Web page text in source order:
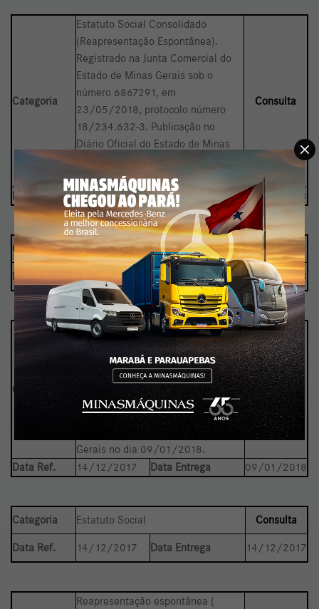
Categoria
Estatuto Social Consolidado
(Reapresentação Espontânea).
Registrado na Junta Comercial do
Estado de Minas Gerais sob o
número 6867291, em
23/05/2018, protocolo número
18/234.632-3. Publicação no
Diário Oficial do Estado de Minas
Gerais no dia 06/06/2018 (página
3).
Consulta
Data Ref. 27/04/2018 Data Entrega 06/06/2018
Categoria Estatuto Social Consolidado Consulta
Data Ref. 27/04/2018 Data Entrega 04/05/2018
Categoria
Estatuto Social (Reapresentação
Espontânea) Registrado na Junta
Comercial do Estado de Minas
Gerais (JUCEMG) sob o número
6434380, em 04/01/2018,
Protocolo 17/580.587-3. Publicado
no Diário Oficial do Estado de Minas
Gerais no dia 09/01/2018.
Consulta
Data Ref. 14/12/2017 Data Entrega 09/01/2018
Categoria Estatuto Social Consulta
Data Ref. 14/12/2017 Data Entrega 14/12/2017
Reapresentação espontânea (